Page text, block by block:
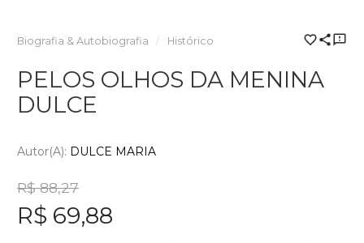
Biografia & Autobiografia Histórico
PELOS OLHOS DA MENINA
DULCE
Autor(a): DULCE MARIA
R$ 88,27
R$ 69,88